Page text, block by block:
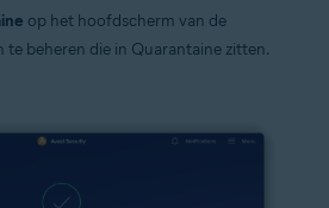
op het hoofdscherm van de
te beheren die in Quarantaine zitten.